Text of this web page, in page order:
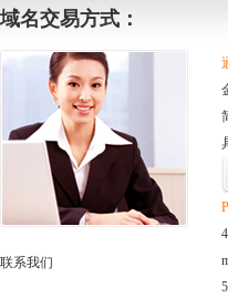
域名交易方式：
联系我们